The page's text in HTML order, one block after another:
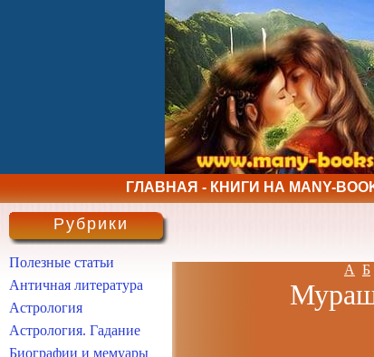
ГЛАВНАЯ - КНИГИ НА MANY-
А Б
Рубрики
Полезные статьи
Античная литература
Астрология
Астрология. Гадание
Биографии и мемуары